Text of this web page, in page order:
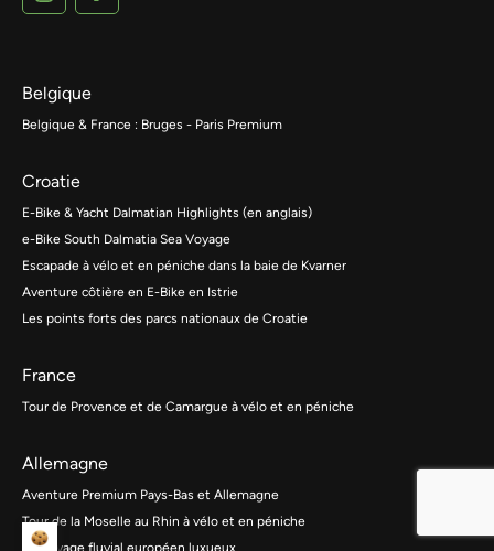
Belgique
Belgique & France : Bruges - Paris Premium
Croatie
E-Bike & Yacht Dalmatian Highlights (en anglais)
e-Bike South Dalmatia Sea Voyage
Escapade à vélo et en péniche dans la baie de Kvarner
Aventure côtière en E-Bike en Istrie
Les points forts des parcs nationaux de Croatie
France
Tour de Provence et de Camargue à vélo et en péniche
Allemagne
Aventure Premium Pays-Bas et Allemagne
Tour de la Moselle au Rhin à vélo et en péniche
Un voyage fluvial européen luxueux